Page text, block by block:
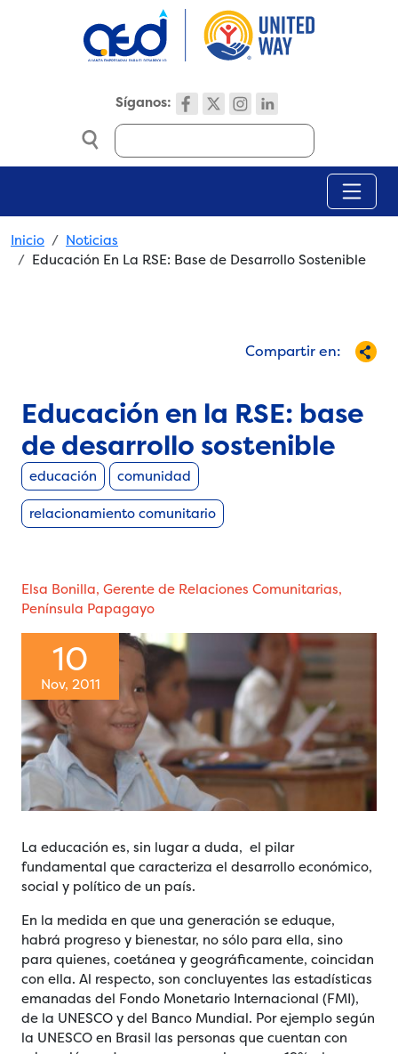
Síganos:
Search
Breadcrumb
Inicio
Noticias
Educación En La RSE: Base de Desarrollo Sostenible
Compartir en:
Educación en la RSE: base
de desarrollo sostenible
educación comunidad
relacionamiento comunitario
Elsa Bonilla, Gerente de Relaciones Comunitarias,
Península Papagayo
10
Nov, 2011
La educación es, sin lugar a duda, el pilar
fundamental que caracteriza el desarrollo económico,
social y político de un país.
En la medida en que una generación se eduque,
habrá progreso y bienestar, no sólo para ella, sino
para quienes, coetánea y geográficamente, coincidan
con ella. Al respecto, son concluyentes las estadísticas
emanadas del Fondo Monetario Internacional (FMI),
de la UNESCO y del Banco Mundial. Por ejemplo según
la UNESCO en Brasil las personas que cuentan con